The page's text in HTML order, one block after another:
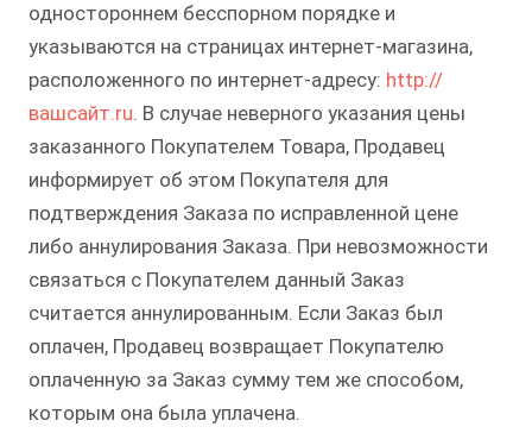
одностороннем бесспорном порядке и
указываются на страницах интернет-магазина,
расположенного по интернет-адресу: http://
вашсайт.ru. В случае неверного указания цены
заказанного Покупателем Товара, Продавец
информирует об этом Покупателя для
подтверждения Заказа по исправленной цене
либо аннулирования Заказа. При невозможности
связаться с Покупателем данный Заказ
считается аннулированным. Если Заказ был
оплачен, Продавец возвращает Покупателю
оплаченную за Заказ сумму тем же способом,
которым она была уплачена.